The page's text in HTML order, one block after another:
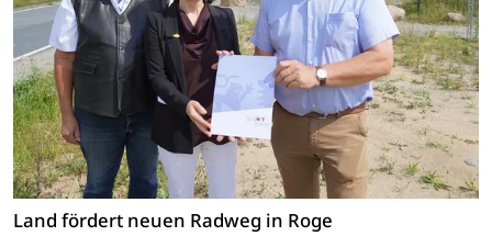
Land fördert neuen Radweg in Roge